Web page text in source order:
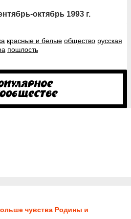
октябрь 1993 г.
красные и белые общество русская
пошлость
чувства Родины и